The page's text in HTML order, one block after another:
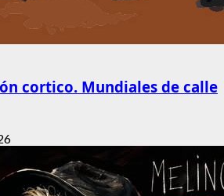
cortico. Mundiales de calle